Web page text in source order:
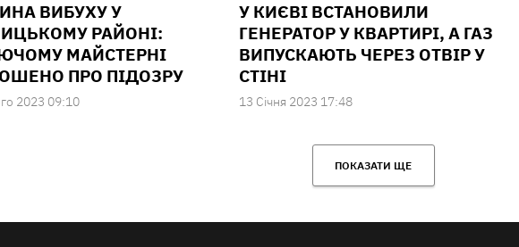
ВИБУХУ У
РАЙОНІ:
МАЙСТЕРНІ
ПРО ПІДОЗРУ
2023 09:10
У КИЄВІ ВСТАНОВИЛИ
ГЕНЕРАТОР У КВАРТИРІ, А ГАЗ
ВИПУСКАЮТЬ ЧЕРЕЗ ОТВІР У
СТІНІ
13 Сiчня 2023 17:48
ПОКАЗАТИ ЩЕ